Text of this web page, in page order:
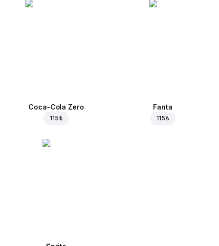
Coca-Cola Zero
115 ₺
Fanta
115 ₺